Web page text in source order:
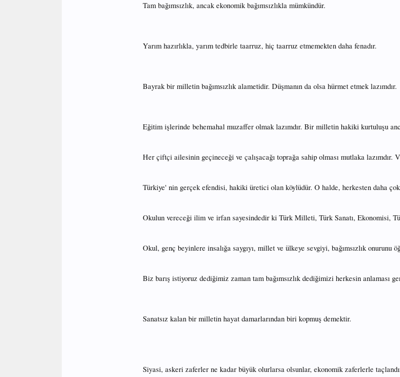
Tam bağımsızlık, ancak ekonomik bağımsızlıkla mümkündür.
Yarım hazırlıkla, yarım tedbirle taarruz, hiç taarruz etmemekten daha fenadır.
Bayrak bir milletin bağımsızlık alametidir. Düşmanın da olsa hürmet etmek lazımdır.
Eğitim işlerinde behemahal muzaffer olmak lazımdır. Bir milletin hakiki kurtuluşu
Her çiftçi ailesinin geçineceği ve çalışacağı toprağa sahip olması mutlaka lazımdır.
Türkiye' nin gerçek efendisi, hakiki üretici olan köylüdür. O halde, herkesten daha
Okulun vereceği ilim ve irfan sayesindedir ki Türk Milleti, Türk Sanatı, Ekonomisi,
Okul, genç beyinlere insalığa saygıyı, millet ve ülkeye sevgiyi, bağımsızlık onurunu
Biz barış istiyoruz dediğimiz zaman tam bağımsızlık dediğimizi herkesin anlaması
Sanatsız kalan bir milletin hayat damarlarından biri kopmuş demektir.
Siyasi, askeri zaferler ne kadar büyük olurlarsa olsunlar, ekonomik zaferlerle